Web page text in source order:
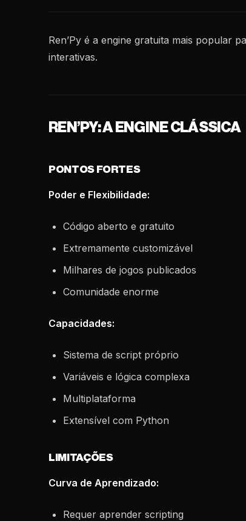
Ren’Py é a engine gratuita mais popular
interativas.
REN’PY: A ENGINE CLÁSSICA
PONTOS FORTES
Poder e Flexibilidade:
Código aberto e gratuito
Extremamente customizável
Milhares de jogos publicados
Comunidade enorme
Capacidades:
Sistema de script próprio
Variáveis e lógica complexa
Multiplataforma
Extensível com Python
LIMITAÇÕES
Curva de Aprendizado:
Requer aprender scripting